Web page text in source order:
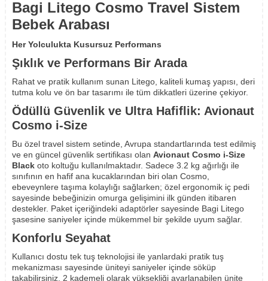
Bagi Litego Cosmo Travel Sistem
Bebek Arabası
Her Yolculukta Kusursuz Performans
Şıklık ve Performans Bir Arada
Rahat ve pratik kullanım sunan Litego, kaliteli kumaş yapısı, deri
tutma kolu ve ön bar tasarımı ile tüm dikkatleri üzerine çekiyor.
Ödüllü Güvenlik ve Ultra Hafiflik: Avionaut
Cosmo i-Size
Bu özel travel sistem setinde, Avrupa standartlarında test edilmiş
ve en güncel güvenlik sertifikası olan Avionaut Cosmo i-Size
Black oto koltuğu kullanılmaktadır. Sadece 3.2 kg ağırlığı ile
sınıfının en hafif ana kucaklarından biri olan Cosmo,
ebeveynlere taşıma kolaylığı sağlarken; özel ergonomik iç pedi
sayesinde bebeğinizin omurga gelişimini ilk günden itibaren
destekler. Paket içeriğindeki adaptörler sayesinde Bagi Litego
şasesine saniyeler içinde mükemmel bir şekilde uyum sağlar.
Konforlu Seyahat
Kullanıcı dostu tek tuş teknolojisi ile yanlardaki pratik tuş
mekanizması sayesinde üniteyi saniyeler içinde söküp
takabilirsiniz. 2 kademeli olarak yüksekliği ayarlanabilen ünite